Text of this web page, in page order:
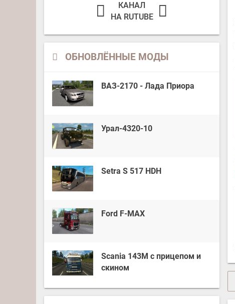
КАНАЛ
НА RUTUBE
ОБНОВЛЁННЫЕ МОДЫ
ВАЗ-2170 - Лада Приора
Урал-4320-10
Setra S 517 HDH
Ford F-MAX
Scania 143M с прицепом и
скином